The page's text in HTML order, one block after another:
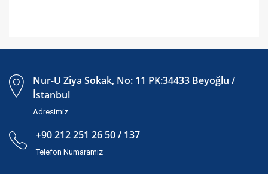
Nur-U Ziya Sokak, No: 11 PK:34433 Beyoğlu /
İstanbul
Adresimiz
+90 212 251 26 50 / 137
Telefon Numaramız